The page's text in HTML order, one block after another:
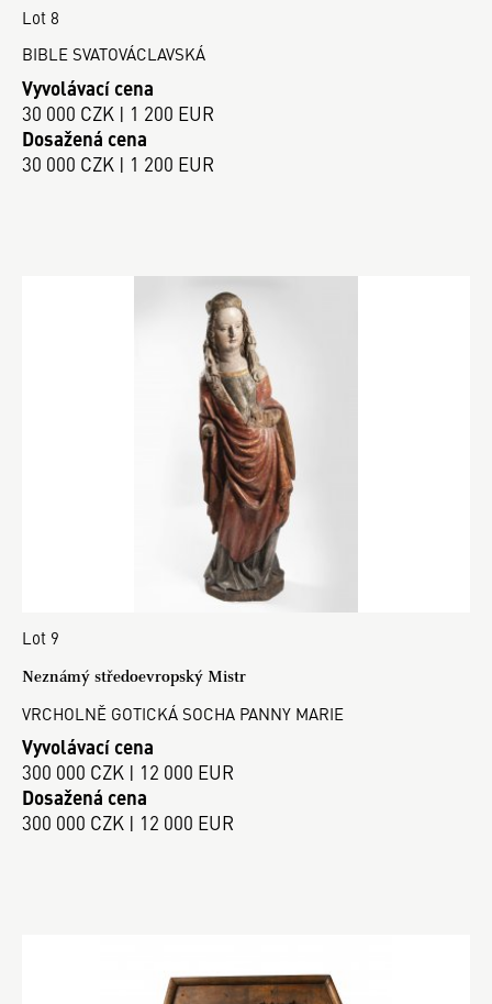
Lot 8
BIBLE SVATOVÁCLAVSKÁ
Vyvolávací cena
30 000 CZK | 1 200 EUR
Dosažená cena
30 000 CZK | 1 200 EUR
Lot 9
Neznámý středoevropský Mistr
VRCHOLNĚ GOTICKÁ SOCHA PANNY MARIE
Vyvolávací cena
300 000 CZK | 12 000 EUR
Dosažená cena
300 000 CZK | 12 000 EUR